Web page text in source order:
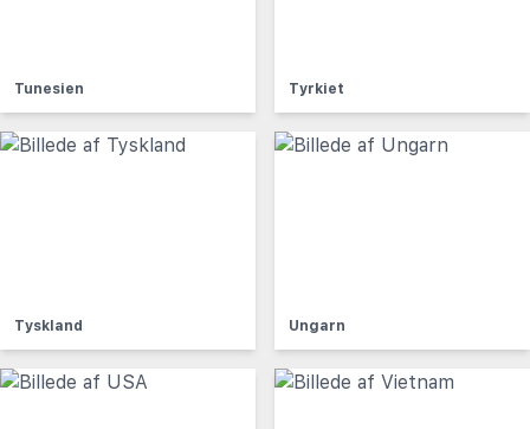
Tunesien Tyrkiet
Tyskland Ungarn